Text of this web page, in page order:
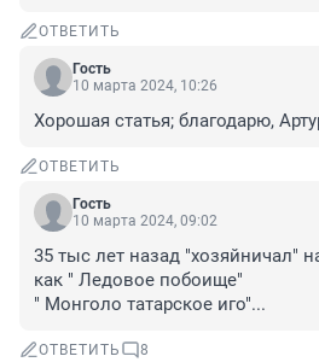
ОТВЕТИТЬ
Гость
10 марта 2024, 10:26
Хорошая статья; благодарю,
ОТВЕТИТЬ
Гость
10 марта 2024, 09:02
35 тыс лет назад "хозяйничал"
как " Ледовое побоище"
" Монголо татарское иго"...
ОТВЕТИТЬ 8